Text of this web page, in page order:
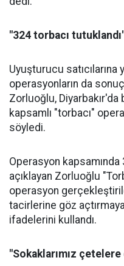
"324 torbacı
Uyuşturucu
operasyonların da
Zorluoğlu,
kapsamlı "torbacı"
söyledi.
Operasyon kapsamında
açıklayan Zorluoğlu
operasyon
tacirlerine göz
ifadelerini kullandı.
"Sokaklarımız